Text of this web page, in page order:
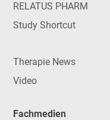
RELATUS PHARM
Study Shortcut
Therapie News
Video
Fachmedien